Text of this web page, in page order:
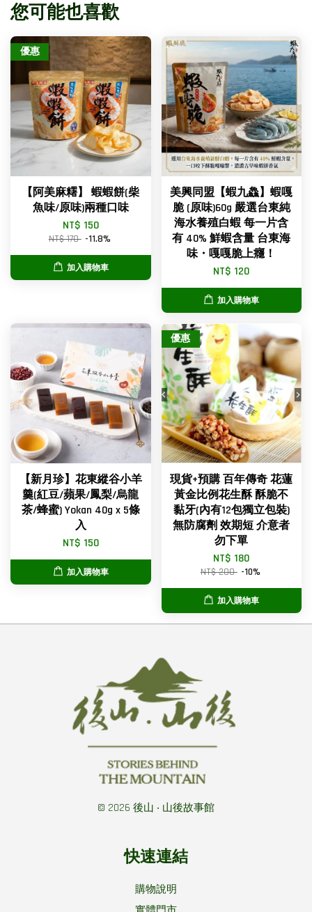
您可能也喜歡
優惠
【阿美麻糬】 蝦蝦餅(柴
魚味/原味)兩種口味
NT$ 150
NT$ 170 -11.8%
加入購物車
美興同盟【蝦九鱻】蝦嘎
脆 (原味)60g 嚴選台東純
海水養殖白蝦 每一片含
有 40% 鮮蝦含量 台東海
味・嘎嘎脆上癮！
NT$ 120
加入購物車
【新月珍】花東縱谷小羊
羹(紅豆/蘋果/鳳梨/烏龍
茶/蜂蜜) Yokan 40g x 5條
入
NT$ 150
加入購物車
優惠
現貨+預購 百年傳奇 花蓮
黃金比例花生酥 酥脆不
黏牙(內有12包獨立包裝)
無防腐劑 效期短 介意者
勿下單
NT$ 180
NT$ 200 -10%
加入購物車
© 2026 後山 ‧ 山後故事館
快速連結
購物說明